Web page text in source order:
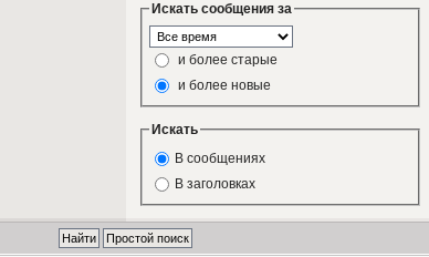
Искать сообщения за
и более старые
и более новые
Искать
В сообщениях
В заголовках